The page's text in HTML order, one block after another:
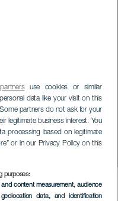
use cookies or similar
data like your visit on this
partners do not ask for your
legitimate business interest. You
processing based on legitimate
or in our Privacy Policy on this
purposes:
and content measurement, audience
data, and identification